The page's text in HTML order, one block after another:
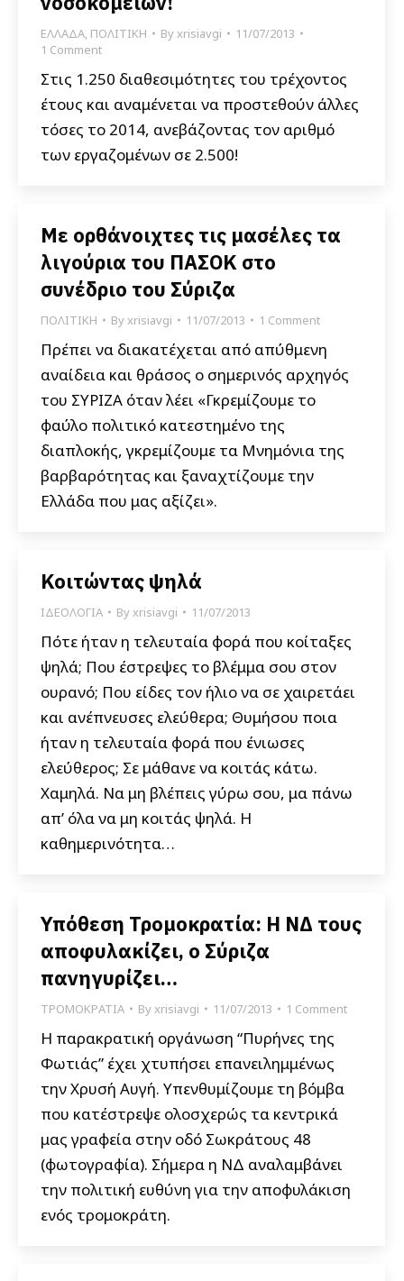
ΕΛΛΑΔΑ, ΠΟΛΙΤΙΚΗ Byxrisiavgi
11/07/2013
1 Comment
Στις 1.250 διαθεσιμότητες του τρέχοντος
έτους και αναμένεται να προστεθούν άλλες
τόσες το 2014, ανεβάζοντας τον αριθμό
των εργαζομένων σε 2.500!
Με ορθάνοιχτες τις μασέλες τα
λιγούρια του ΠΑΣΟΚ στο
συνέδριο του Σύριζα
ΠΟΛΙΤΙΚΗ Byxrisiavgi 11/07/2013 1 Comment
Πρέπει να διακατέχεται από απύθμενη
αναίδεια και θράσος ο σημερινός αρχηγός
του ΣΥΡΙΖΑ όταν λέει «Γκρεμίζουμε το
φαύλο πολιτικό κατεστημένο της
διαπλοκής, γκρεμίζουμε τα Μνημόνια της
βαρβαρότητας και ξαναχτίζουμε την
Ελλάδα που μας αξίζει».
Κοιτώντας ψηλά
ΙΔΕΟΛΟΓΙΑ Byxrisiavgi 11/07/2013
Πότε ήταν η τελευταία φορά που κοίταξες
ψηλά; Που έστρεψες το βλέμμα σου στον
ουρανό; Που είδες τον ήλιο να σε χαιρετάει
και ανέπνευσες ελεύθερα; Θυμήσου ποια
ήταν η τελευταία φορά που ένιωσες
ελεύθερος; Σε μάθανε να κοιτάς κάτω.
Χαμηλά. Να μη βλέπεις γύρω σου, μα πάνω
απ’ όλα να μη κοιτάς ψηλά. Η
καθημερινότητα…
Υπόθεση Τρομοκρατία: Η ΝΔ τους
αποφυλακίζει, ο Σύριζα
πανηγυρίζει…
ΤΡΟΜΟΚΡΑΤΙΑ Byxrisiavgi 11/07/2013 1 Comment
Η παρακρατική οργάνωση “Πυρήνες της
Φωτιάς” έχει χτυπήσει επανειλημμένως
την Χρυσή Αυγή. Υπενθυμίζουμε τη βόμβα
που κατέστρεψε ολοσχερώς τα κεντρικά
μας γραφεία στην οδό Σωκράτους 48
(φωτογραφία). Σήμερα η ΝΔ αναλαμβάνει
την πολιτική ευθύνη για την αποφυλάκιση
ενός τρομοκράτη.